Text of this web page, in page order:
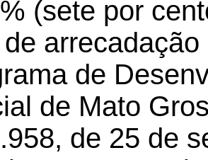
(sete por
de
de Mato
de 25 de